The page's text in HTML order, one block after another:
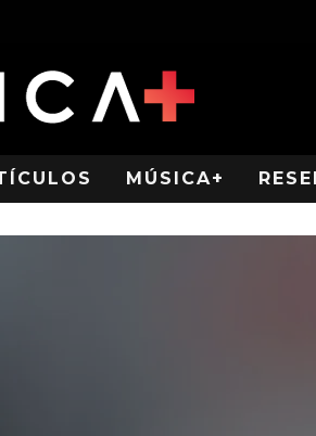
MÚSICA+